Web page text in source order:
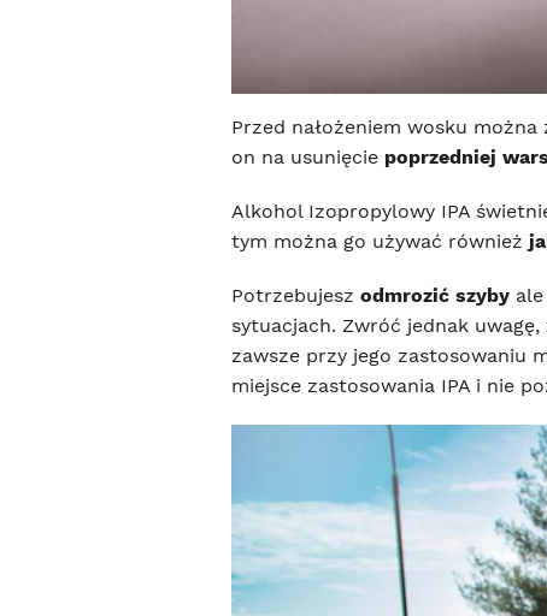
Przed nałożeniem wosku
on na usunięcie poprzedniej
Alkohol Izopropylowy IPA
tym można go używać również
Potrzebujesz odmrozić szyby
sytuacjach. Zwróć jednak
zawsze przy jego zastosowaniu
miejsce zastosowania IPA i nie